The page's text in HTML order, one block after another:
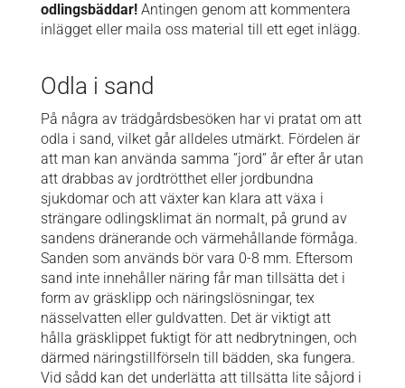
odlingsbäddar! Antingen genom att kommentera
inlägget eller maila oss material till ett eget inlägg.
Odla i sand
På några av trädgårdsbesöken har vi pratat om att
odla i sand, vilket går alldeles utmärkt. Fördelen är
att man kan använda samma ”jord” år efter år utan
att drabbas av jordtrötthet eller jordbundna
sjukdomar och att växter kan klara att växa i
strängare odlingsklimat än normalt, på grund av
sandens dränerande och värmehållande förmåga.
Sanden som används bör vara 0-8 mm. Eftersom
sand inte innehåller näring får man tillsätta det i
form av gräsklipp och näringslösningar, tex
nässelvatten eller guldvatten. Det är viktigt att
hålla gräsklippet fuktigt för att nedbrytningen, och
därmed näringstillförseln till bädden, ska fungera.
Vid sådd kan det underlätta att tillsätta lite såjord i